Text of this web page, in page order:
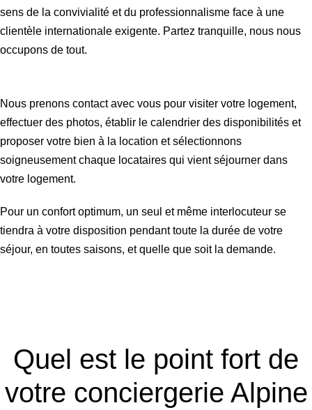
sens de la convivialité et du professionnalisme face à une
clientèle internationale exigente. Partez tranquille, nous nous
occupons de tout.
Nous prenons contact avec vous pour visiter votre logement,
effectuer des photos, établir le calendrier des disponibilités et
proposer votre bien à la location et sélectionnons
soigneusement chaque locataires qui vient séjourner dans
votre logement.
Pour un confort optimum, un seul et même interlocuteur se
tiendra à votre disposition pendant toute la durée de votre
séjour, en toutes saisons, et quelle que soit la demande.
Quel est le point fort de
votre conciergerie Alpine